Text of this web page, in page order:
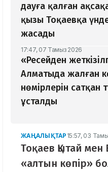
дауға қалған
қызы Тоқаевқа
жасады
17:47, 07 Тамыз 2026
«Ресейден
Алматыда жалған
нөмірлерін сатқан
ұсталды
ЖАҢАЛЫҚТАР 15:57, 03
Тоқаев Қытай
«алтын көпір»